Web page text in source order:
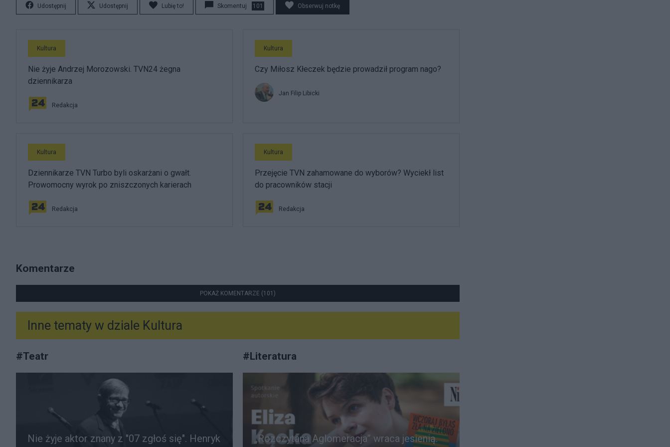
Udostępnij Udostępnij Lubię to! Skomentuj 101 Obserwuj notkę
Kultura
Nie żyje Andrzej Morozowski. TVN24 żegna
dziennikarza
Redakcja
Kultura
Czy Miłosz Kłeczek będzie prowadził program nago?
Jan Filip Libicki
Kultura
Dziennikarze TVN Turbo byli oskarżani o gwałt.
Prowomocny wyrok po zniszczonych karierach
Redakcja
Kultura
Przejęcie TVN zahamowane do wyborów? Wyciekł list
do pracowników stacji
Redakcja
Komentarze
POKAŻ KOMENTARZE (101)
Inne tematy w dziale Kultura
#Teatr
Nie żyje aktor znany z "07 zgłoś się". Henryk
#Literatura
„Rozczytana Aglomeracja” wraca jesienią.